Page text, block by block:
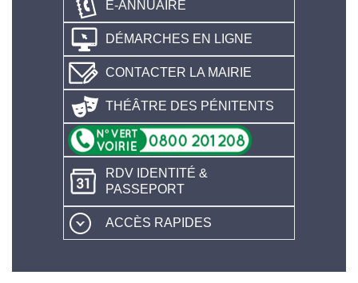
E-ANNUAIRE
DÉMARCHES EN LIGNE
CONTACTER LA MAIRIE
THÉÂTRE DES PÉNITENTS
RDV IDENTITÉ &
PASSEPORT
ACCÈS RAPIDES